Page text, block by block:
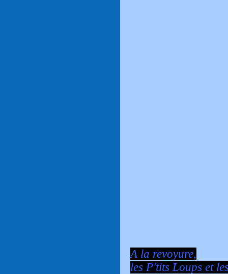
A la revoyure,
les P'tits Loups et